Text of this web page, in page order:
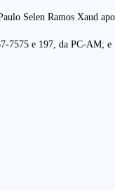
Selen Ramos Xaud
e 197, da PC-AM;